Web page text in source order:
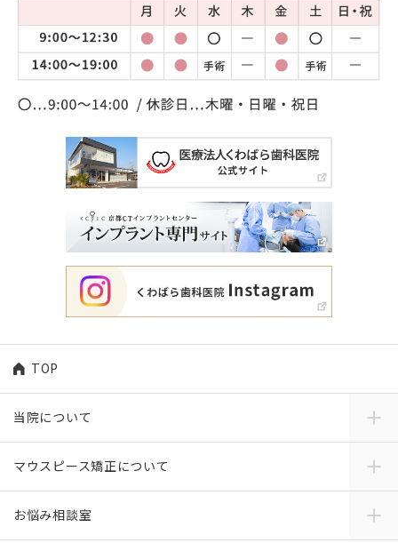
TOP
当院について
マウスピース矯正について
お悩み相談室